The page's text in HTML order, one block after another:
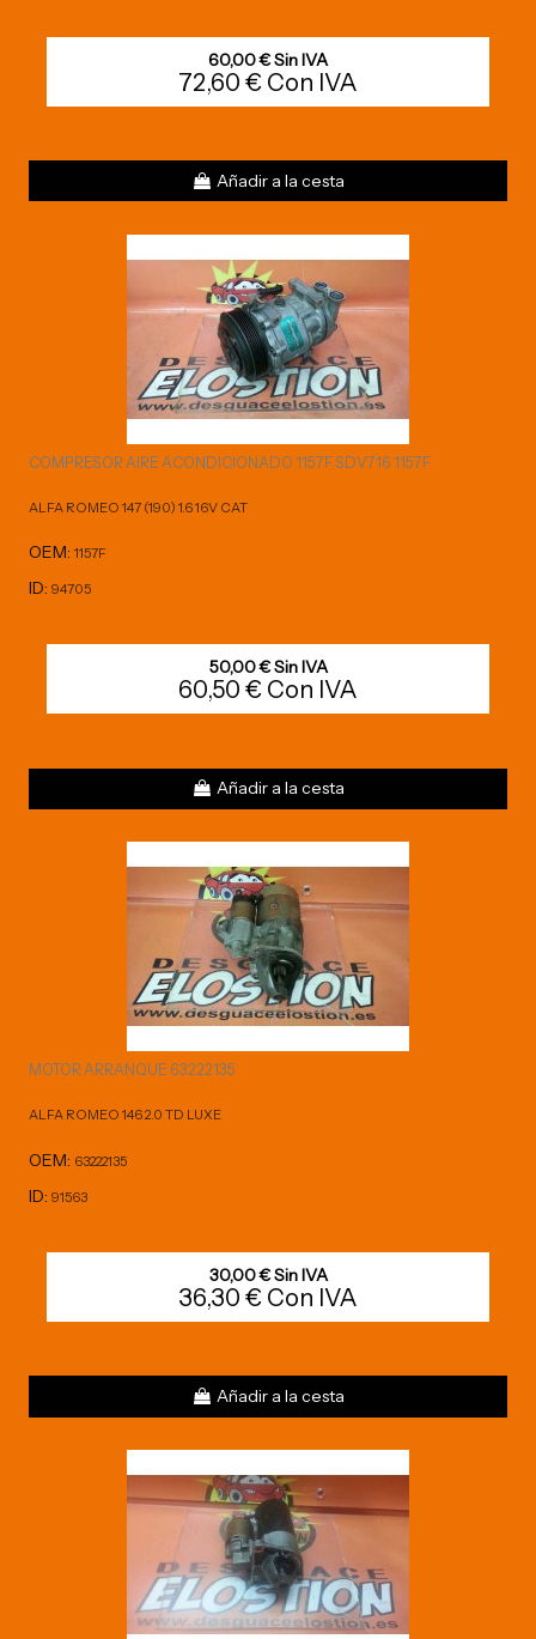
60,00 € Sin IVA
72,60 € Con IVA
Añadir a la cesta
COMPRESOR AIRE ACONDICIONADO 1157F SDV716 1157F
ALFA ROMEO 147 (190) 1.6 16V CAT
OEM: 1157F
ID: 94705
50,00 € Sin IVA
60,50 € Con IVA
Añadir a la cesta
MOTOR ARRANQUE 63222135
ALFA ROMEO 146 2.0 TD LUXE
OEM: 63222135
ID: 91563
30,00 € Sin IVA
36,30 € Con IVA
Añadir a la cesta